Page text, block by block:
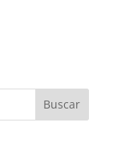
Buscar